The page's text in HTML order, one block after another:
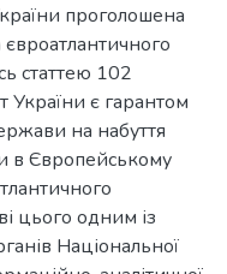
проголошена
статтею 102
України є гарантом
на набуття
в Європейському
цього одним із
Національної